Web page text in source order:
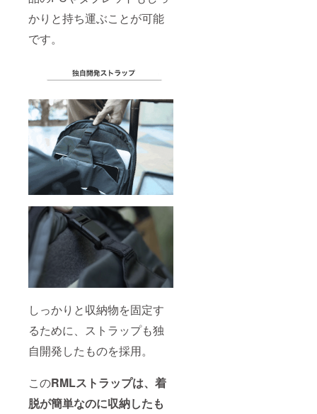
かりと持ち運ぶことが可能
です。
しっかりと収納物を固定す
るために、ストラップも独
自開発したものを採用。
このRMLストラップは、着
脱が簡単なのに収納したも